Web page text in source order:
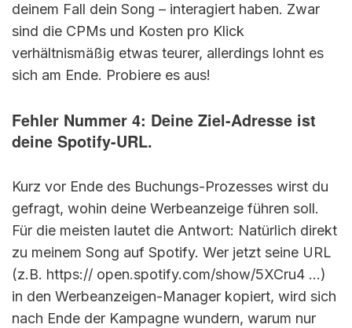
deinem Fall dein Song – interagiert haben. Zwar
sind die CPMs und Kosten pro Klick
verhältnismäßig etwas teurer, allerdings lohnt es
sich am Ende. Probiere es aus!
Fehler Nummer 4: Deine Ziel-Adresse ist
deine Spotify-URL.
Kurz vor Ende des Buchungs-Prozesses wirst du
gefragt, wohin deine Werbeanzeige führen soll.
Für die meisten lautet die Antwort: Natürlich direkt
zu meinem Song auf Spotify. Wer jetzt seine URL
(z.B. https:// open.spotify.com/show/5XCru4 …)
in den Werbeanzeigen-Manager kopiert, wird sich
nach Ende der Kampagne wundern, warum nur